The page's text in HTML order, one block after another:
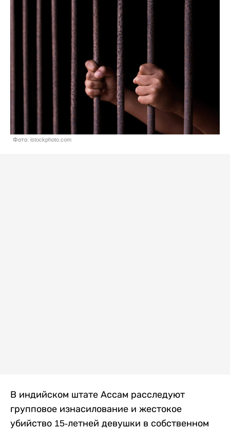
Фото: istockphoto.com
В индийском штате Ассам расследуют
групповое изнасилование и жестокое
убийство 15-летней девушки в собственном